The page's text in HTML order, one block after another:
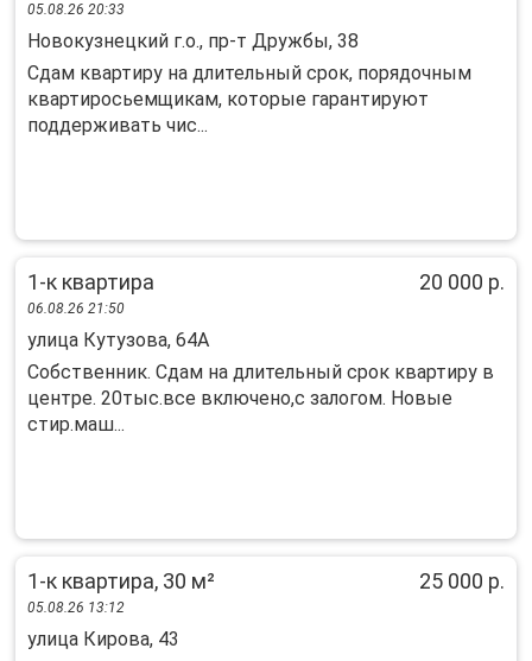
05.08.26 20:33
Новокузнецкий г.о., пр-т Дружбы, 38
Сдам квартиру на длительный срок, порядочным
квартиросьемщикам, которые гарантируют
поддерживать чис...
1-к квартира 20 000 р.
06.08.26 21:50
улица Кутузова, 64А
Собственник. Сдам на длительный срок квартиру в
центре. 20тыс.все включено,с залогом. Новые
стир.маш...
1-к квартира, 30 м² 25 000 р.
05.08.26 13:12
улица Кирова, 43